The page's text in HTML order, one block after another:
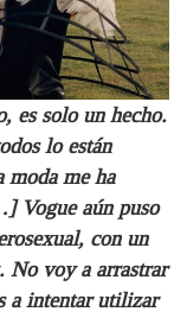
es solo un hecho.
lo están
moda me ha
Vogue aún puso
con un
No voy a arrastrar
a intentar utilizar